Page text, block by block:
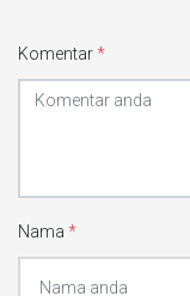
Komentar*
Nama *